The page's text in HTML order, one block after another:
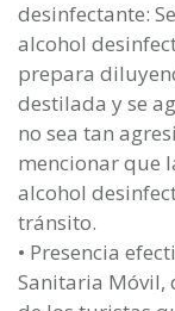
desinfectante:
alcohol
prepara
destilada y se
no sea tan
mencionar que
alcohol
tránsito.
• Presencia
Sanitaria Móvil,